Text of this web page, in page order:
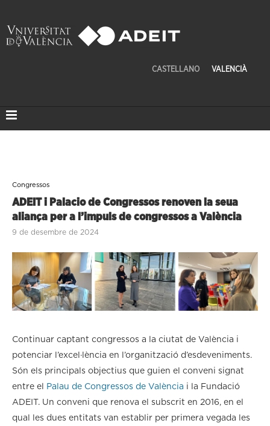
CASTELLANO VALENCIÀ
Congressos
ADEIT i Palacio de Congressos renoven la seua
aliança per a l’impuls de congressos a València
9 de desembre de 2024
Continuar captant congressos a la ciutat de València i
potenciar l’excel·lència en l’organització d’esdeveniments.
Són els principals objectius que guien el conveni signat
entre el
Palau de Congressos de València i la Fundació
ADEIT. Un conveni que renova el subscrit en 2016, en el
qual les dues entitats van establir per primera vegada les